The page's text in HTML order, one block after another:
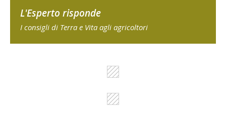
L'Esperto risponde
I consigli di Terra e Vita agli agricoltori